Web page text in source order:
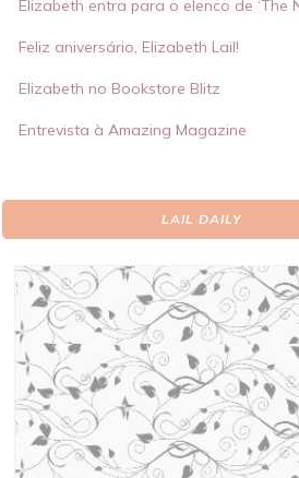
Elizabeth entra para o elenco de ‘The
Feliz aniversário, Elizabeth Lail!
Elizabeth no Bookstore Blitz
Entrevista à Amazing Magazine
LAIL DAILY